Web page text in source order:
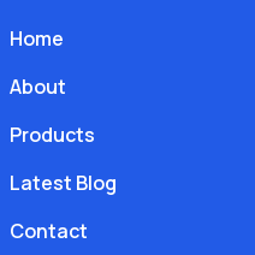
Home
About
Products
Latest Blog
Contact